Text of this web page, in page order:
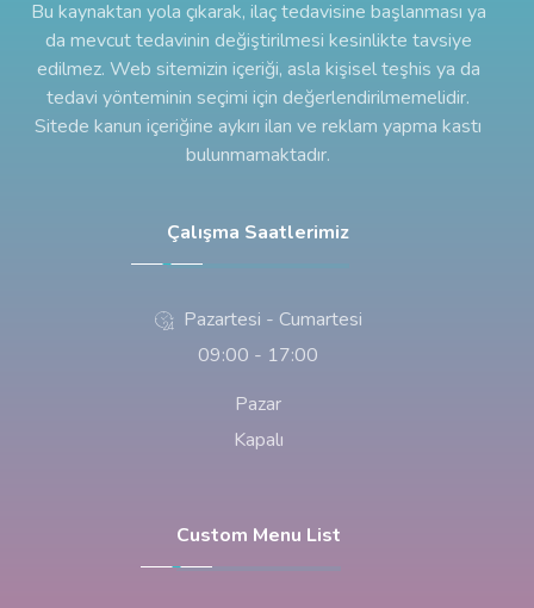
Bu kaynaktan yola çıkarak, ilaç tedavisine başlanması ya
da mevcut tedavinin değiştirilmesi kesinlikte tavsiye
edilmez. Web sitemizin içeriği, asla kişisel teşhis ya da
tedavi yönteminin seçimi için değerlendirilmemelidir.
Sitede kanun içeriğine aykırı ilan ve reklam yapma kastı
bulunmamaktadır.
Çalışma Saatlerimiz
Pazartesi - Cumartesi
09:00 - 17:00
Pazar
Kapalı
Custom Menu List